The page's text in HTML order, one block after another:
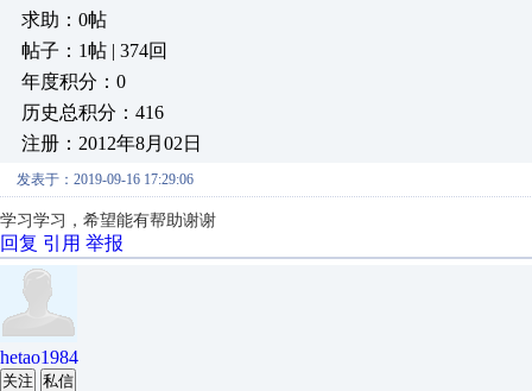
求助：0帖
帖子：1帖 | 374回
年度积分：0
历史总积分：416
注册：2012年8月02日
发表于：2019-09-16 17:29:06
学习学习，希望能有帮助谢谢
回复 引用 举报
hetao1984
关注 私信